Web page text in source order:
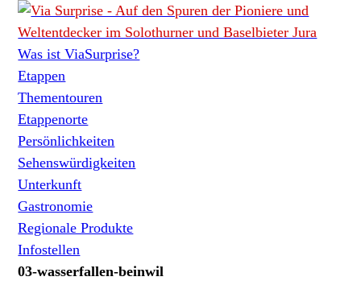
Was ist ViaSurprise?
Etappen
Thementouren
Etappenorte
Persönlichkeiten
Sehenswürdigkeiten
Unterkunft
Gastronomie
Regionale Produkte
Infostellen
03-wasserfallen-beinwil